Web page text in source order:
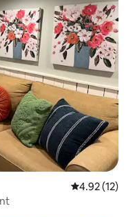
Ukadiriaji wa
4.92 (12)